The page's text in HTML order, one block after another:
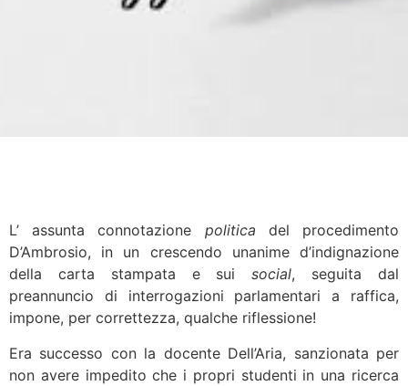
L’ assunta connotazione politica del procedimento
D’Ambrosio, in un crescendo unanime d’indignazione
della carta stampata e suisocial, seguita dal
preannuncio di interrogazioni parlamentari a raffica,
impone, per correttezza, qualche riflessione!
Era successo con la docente Dell’Aria, sanzionata per
non avere impedito che i propri studenti in una ricerca